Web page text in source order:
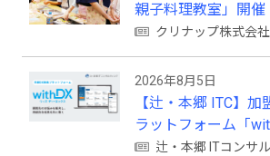
親子料理教室」開催
クリナップ株式会社
2026年8月5日
【辻・本郷 ITC】
ラットフォーム「
のお知らせ
辻・本郷 ITコンサ